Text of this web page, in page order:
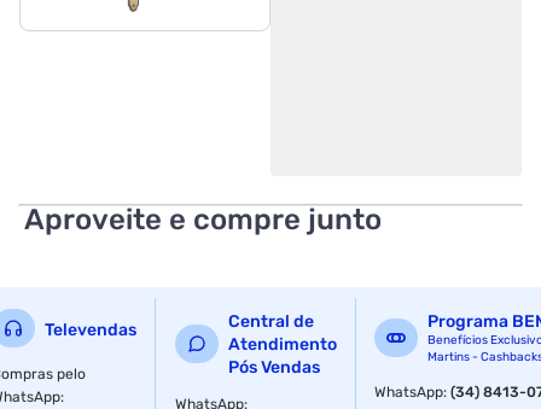
Aproveite e compre junto
Televendas
pelo
:
Central de
Atendimento
Pós Vendas
WhatsApp:
Programa
Benefícios
Martins -
WhatsApp:(34) 8413-